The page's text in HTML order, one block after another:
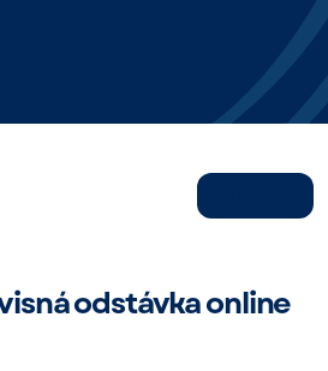
odstávka online